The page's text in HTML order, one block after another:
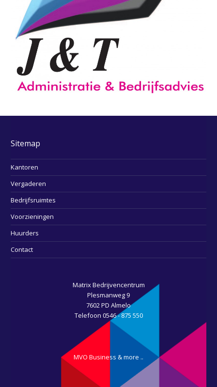
Sitemap
Kantoren
Vergaderen
Bedrijfsruimtes
Voorzieningen
Huurders
Contact
Matrix Bedrijvencentrum
Plesmanweg 9
7602 PD Almelo
Telefoon 0546 - 875 550
MVO Business & more ..